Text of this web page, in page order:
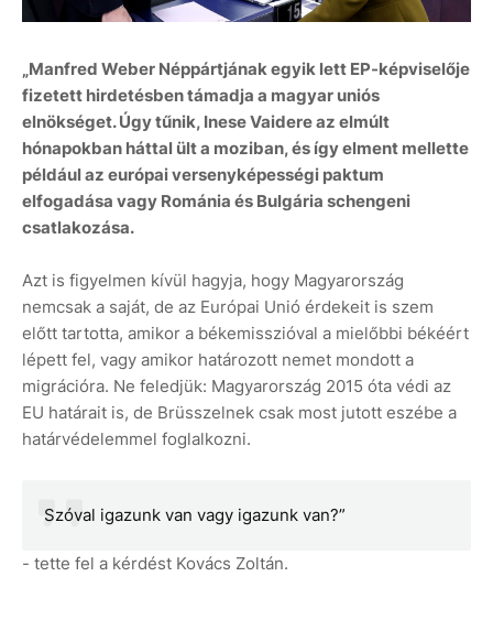
„Manfred Weber Néppártjának egyik lett EP-képviselője
fizetett hirdetésben támadja a magyar uniós
elnökséget. Úgy tűnik, Inese Vaidere az elmúlt
hónapokban háttal ült a moziban, és így elment mellette
például az európai versenyképességi paktum
elfogadása vagy Románia és Bulgária schengeni
csatlakozása.
Azt is figyelmen kívül hagyja, hogy Magyarország
nemcsak a saját, de az Európai Unió érdekeit is szem
előtt tartotta, amikor a békemisszióval a mielőbbi békéért
lépett fel, vagy amikor határozott nemet mondott a
migrációra. Ne feledjük: Magyarország 2015 óta védi az
EU határait is, de Brüsszelnek csak most jutott eszébe a
határvédelemmel foglalkozni.
Szóval igazunk van vagy igazunk van?”
- tette fel a kérdést Kovács Zoltán.